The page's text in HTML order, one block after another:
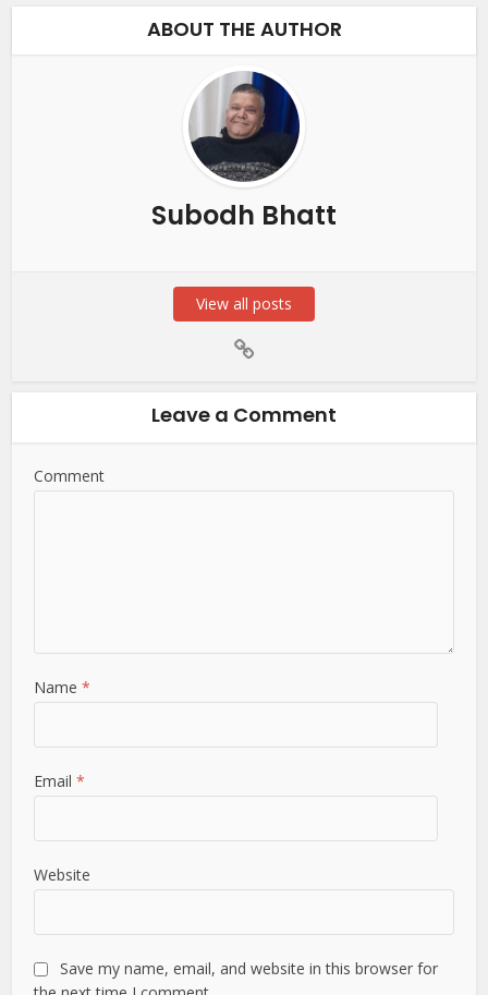
ABOUT THE AUTHOR
Subodh Bhatt
View all posts
Leave a Comment
Comment
Name*
Email*
Website
Save my name, email, and website in this browser for